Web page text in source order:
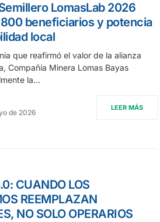
LomasLab 2026
beneficiarios y potencia
local
que reafirmó el valor de la alianza
Compañía Minera Lomas Bayas
la…
de 2026
LEER MÁS
CUANDO LOS
REEMPLAZAN
NO SOLO OPERARIOS